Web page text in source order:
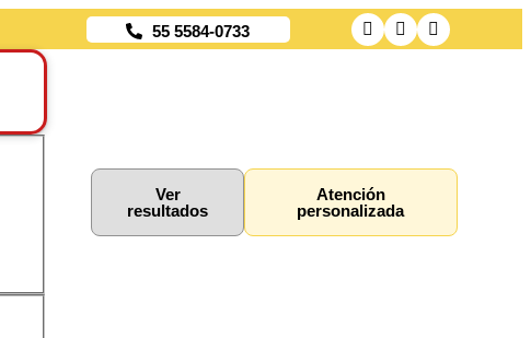
55 5584-0733
Ver
resultados
Atención
personalizada